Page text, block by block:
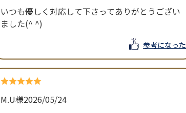
いつも優しく対応して下さってありがとうござい
ました(^ ^)
参考になった
M.U様2026/05/24